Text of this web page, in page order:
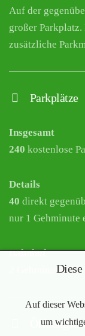
Auf der
großer
zusätzliche
Parkplätze
Insgesamt
240 kostenlose
Details
40 direkt
nur 1 Gehminute
Bahnhof
2 Gehminuten
Auf dieser
um